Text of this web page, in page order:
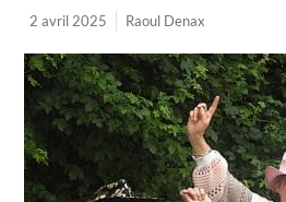
2 avril 2025 Raoul Denax